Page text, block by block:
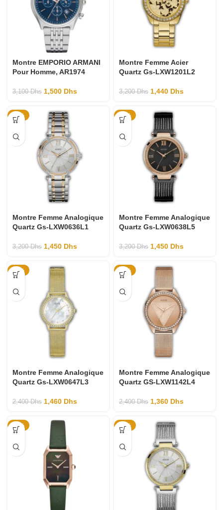
Montre EMPORIO ARMANI
Pour Homme, AR1974
3,100Dhs 1,500 Dhs
Montre Femme Acier
Quartz Gs-LXW1201L2
3,200Dhs 1,440 Dhs
-55%
Montre Femme Analogique
Quartz Gs-LXW0636L1
3,200Dhs 1,450 Dhs
-55%
Montre Femme Analogique
Quartz Gs-LXW0638L5
3,200Dhs 1,450 Dhs
-39%
Montre Femme Analogique
Quartz Gs-LXW0647L3
2,400Dhs 1,460 Dhs
-43%
Montre Femme Analogique
Quartz GS-LXW1142L4
2,400Dhs 1,360 Dhs
-49% -55%